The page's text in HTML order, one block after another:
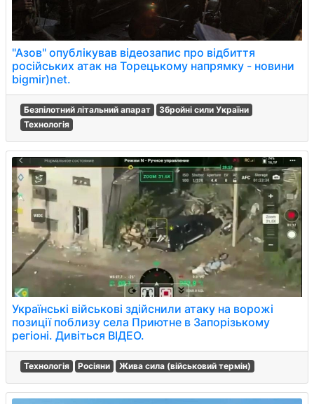
"Азов" опублікував відеозапис про відбиття
російських атак на Торецькому напрямку - новини
bigmir)net.
Безпілотний літальний апарат
Збройні сили України
Технологія
Українські військові здійснили атаку на ворожі
позиції поблизу села Приютне в Запорізькому
регіоні. Дивіться ВІДЕО.
Технологія Росіяни Жива сила (військовий термін)